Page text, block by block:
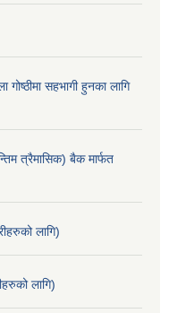
गोष्ठीमा सहभागी हुनका लागि
त्रैमासिक) बैक मार्फत
लागि)
लागि)